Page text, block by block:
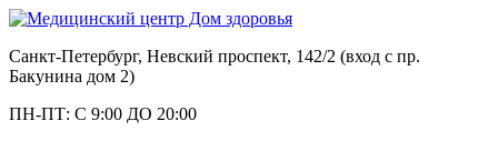
Санкт-Петербург, Невский проспект, 142/2 (вход с пр.
Бакунина дом 2)
ПН-ПТ: С 9:00 ДО 20:00